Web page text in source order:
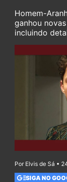
Homem-
ganhou
incluindo
Por Elvis de Sá •
SIGA NO